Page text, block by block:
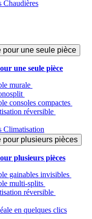
Chaudières
une seule pièce
une seule pièce
murale
consoles compactes
réversible
Climatisation
plusieurs pièces
plusieurs pièces
gainables invisibles
multi-splits
réversible
en quelques clics